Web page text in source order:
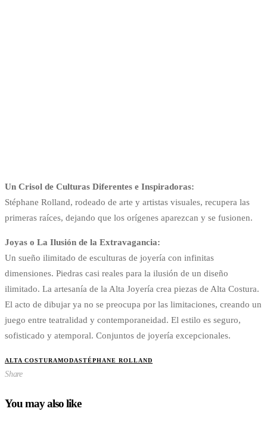
Un Crisol de Culturas Diferentes e Inspiradoras:
Stéphane Rolland, rodeado de arte y artistas visuales, recupera las
primeras raíces, dejando que los orígenes aparezcan y se fusionen.
Joyas o La Ilusión de la Extravagancia:
Un sueño ilimitado de esculturas de joyería con infinitas
dimensiones. Piedras casi reales para la ilusión de un diseño
ilimitado. La artesanía de la Alta Joyería crea piezas de Alta Costura.
El acto de dibujar ya no se preocupa por las limitaciones, creando un
juego entre teatralidad y contemporaneidad. El estilo es seguro,
sofisticado y atemporal. Conjuntos de joyería excepcionales.
ALTA COSTURAMODASTÉPHANE ROLLAND
Share
You may also like